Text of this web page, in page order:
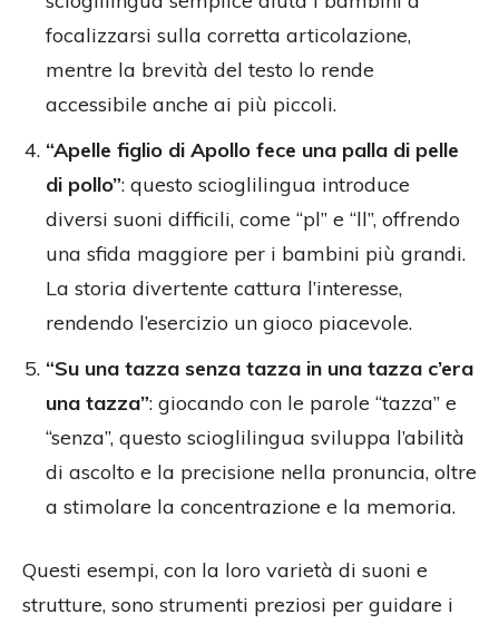
focalizzarsi sulla corretta articolazione,
mentre la brevità del testo lo rende
accessibile anche ai più piccoli.
“Apelle figlio di Apollo fece una palla di pelle
di pollo”: questo scioglilingua introduce
diversi suoni difficili, come “pl” e “ll”, offrendo
una sfida maggiore per i bambini più grandi.
La storia divertente cattura l’interesse,
rendendo l’esercizio un gioco piacevole.
“Su una tazza senza tazza in una tazza c’era
una tazza”: giocando con le parole “tazza” e
“senza”, questo scioglilingua sviluppa l’abilità
di ascolto e la precisione nella pronuncia, oltre
a stimolare la concentrazione e la memoria.
Questi esempi, con la loro varietà di suoni e
strutture, sono strumenti preziosi per guidare i